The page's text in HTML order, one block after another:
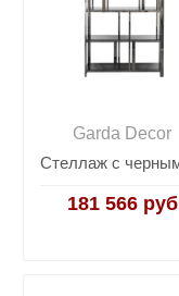
Garda Decor
181 566 руб